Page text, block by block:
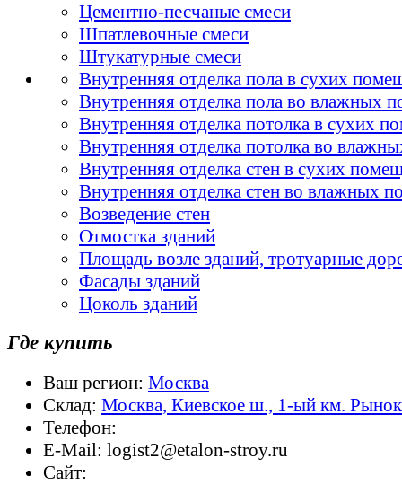
Цементно-песчаные смеси
Шпатлевочные смеси
Штукатурные смеси
Внутренняя отделка пола в сухих
Внутренняя отделка пола во влажных
Внутренняя отделка потолка в сухих
Внутренняя отделка потолка во
Внутренняя отделка стен в сухих
Внутренняя отделка стен во влажных
Возведение стен
Отмостка зданий
Площадь возле зданий, тротуарные
Фасады зданий
Цоколь зданий
Где купить
Ваш регион: Москва
Склад: Москва, Киевское ш., 1-ый км.
Телефон:
E-Mail: logist2@etalon-stroy.ru
Сайт: